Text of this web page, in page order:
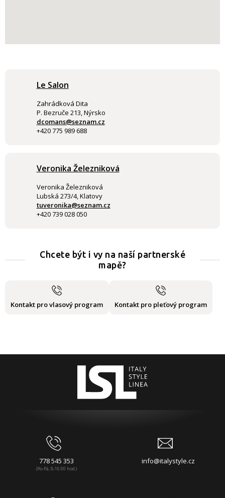
Le Salon
Zahrádková Dita
P. Bezruče 213, Nýrsko
dcomans@seznam.cz
+420 775 989 688
Veronika Železniková
Veronika Železniková
Lubská 273/4, Klatovy
tuveronika@seznam.cz
+420 739 028 050
Chcete být i vy na naší partnerské
mapě?
Kontakt pro vlasový program Kontakt pro pleťový program
778 545 353
(Po-Pá, 8-16:00 hod.)
info@italystyle.cz